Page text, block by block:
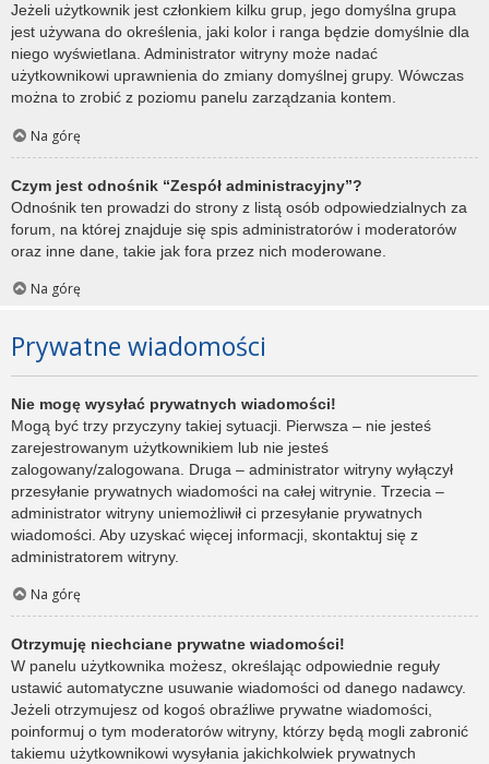
Jeżeli użytkownik jest członkiem kilku grup, jego domyślna grupa
jest używana do określenia, jaki kolor i ranga będzie domyślnie dla
niego wyświetlana. Administrator witryny może nadać
użytkownikowi uprawnienia do zmiany domyślnej grupy. Wówczas
można to zrobić z poziomu panelu zarządzania kontem.
Na górę
Czym jest odnośnik “Zespół administracyjny”?
Odnośnik ten prowadzi do strony z listą osób odpowiedzialnych za
forum, na której znajduje się spis administratorów i moderatorów
oraz inne dane, takie jak fora przez nich moderowane.
Na górę
Prywatne wiadomości
Nie mogę wysyłać prywatnych wiadomości!
Mogą być trzy przyczyny takiej sytuacji. Pierwsza – nie jesteś
zarejestrowanym użytkownikiem lub nie jesteś
zalogowany/zalogowana. Druga – administrator witryny wyłączył
przesyłanie prywatnych wiadomości na całej witrynie. Trzecia –
administrator witryny uniemożliwił ci przesyłanie prywatnych
wiadomości. Aby uzyskać więcej informacji, skontaktuj się z
administratorem witryny.
Na górę
Otrzymuję niechciane prywatne wiadomości!
W panelu użytkownika możesz, określając odpowiednie reguły
ustawić automatyczne usuwanie wiadomości od danego nadawcy.
Jeżeli otrzymujesz od kogoś obraźliwe prywatne wiadomości,
poinformuj o tym moderatorów witryny, którzy będą mogli zabronić
takiemu użytkownikowi wysyłania jakichkolwiek prywatnych